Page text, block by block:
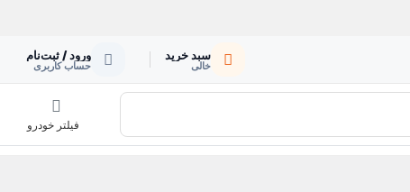
سبد خرید
خالی
ورود / ثبت‌نام
حساب کاربری
فیلتر خودرو